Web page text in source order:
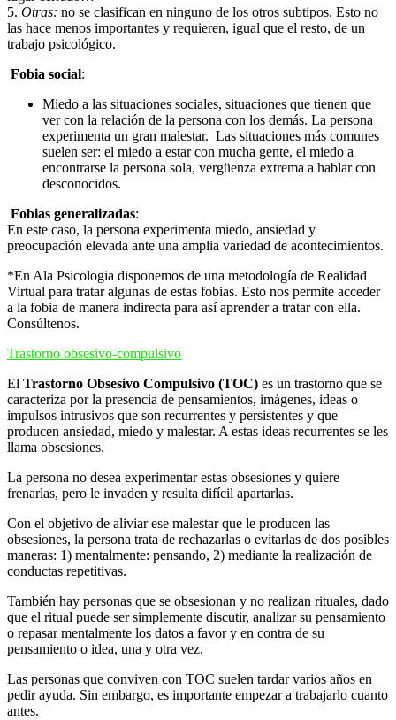
5. Otras: no se clasifican en ninguno de los otros subtipos. Esto no
las hace menos importantes y requieren, igual que el resto, de un
trabajo psicológico.
Fobia social:
Miedo a las situaciones sociales, situaciones que tienen que
ver con la relación de la persona con los demás. La persona
experimenta un gran malestar. Las situaciones más comunes
suelen ser: el miedo a estar con mucha gente, el miedo a
encontrarse la persona sola, vergüenza extrema a hablar con
desconocidos.
Fobias generalizadas:
En este caso, la persona experimenta miedo, ansiedad y
preocupación elevada ante una amplia variedad de acontecimientos.
*En Ala Psicologia disponemos de una metodología de Realidad
Virtual para tratar algunas de estas fobias. Esto nos permite acceder
a la fobia de manera indirecta para así aprender a tratar con ella.
Consúltenos.
Trastorno obsesivo-compulsivo
El Trastorno Obsesivo Compulsivo (TOC) es un trastorno que se
caracteriza por la presencia de pensamientos, imágenes, ideas o
impulsos intrusivos que son recurrentes y persistentes y que
producen ansiedad, miedo y malestar. A estas ideas recurrentes se les
llama obsesiones.
La persona no desea experimentar estas obsesiones y quiere
frenarlas, pero le invaden y resulta difícil apartarlas.
Con el objetivo de aliviar ese malestar que le producen las
obsesiones, la persona trata de rechazarlas o evitarlas de dos posibles
maneras: 1) mentalmente: pensando, 2) mediante la realización de
conductas repetitivas.
También hay personas que se obsesionan y no realizan rituales, dado
que el ritual puede ser simplemente discutir, analizar su pensamiento
o repasar mentalmente los datos a favor y en contra de su
pensamiento o idea, una y otra vez.
Las personas que conviven con TOC suelen tardar varios años en
pedir ayuda. Sin embargo, es importante empezar a trabajarlo cuanto
antes.